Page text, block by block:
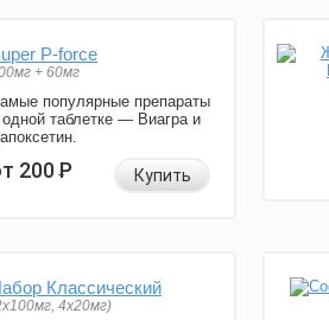
P-force
+ 60мг
популярные препараты
одной таблетке — Виагра и
200Р Купить
Классический
4x20мг)